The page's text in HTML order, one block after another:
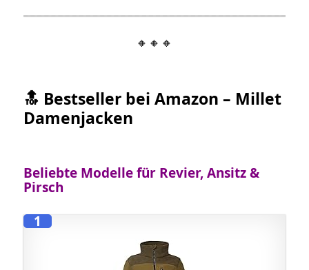
🔸🔸🔸
🔝 Bestseller bei Amazon – Millet
Damenjacken
Beliebte Modelle für Revier, Ansitz &
Pirsch
1